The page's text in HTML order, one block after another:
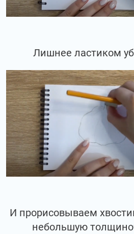
Лишнее ластиком
И прорисовываем
небольшую